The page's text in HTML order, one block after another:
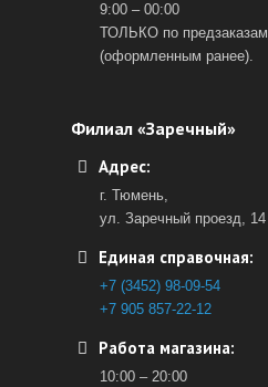
9:00 – 00:00
ТОЛЬКО по предзаказам
(оформленным ранее).
Филиал «Заречный»
Адрес:
г. Тюмень,
ул. Заречный проезд, 14
Единая справочная:
+7 (3452) 98-09-54
+7 905 857-22-12
Работа магазина:
10:00 – 20:00